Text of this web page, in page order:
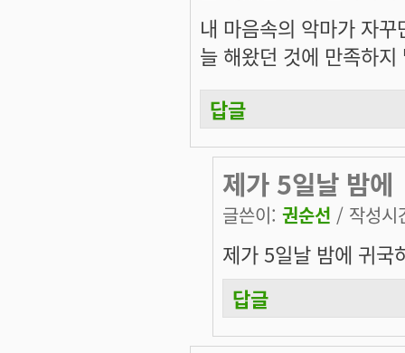
내 마음속의 악마가 자
늘 해왔던 것에 만족하
답글
제가 5일날 밤에
글쓴이: 권순선 / 작성
제가 5일날 밤에 귀국
답글